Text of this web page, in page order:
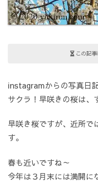
この記事
instagramからの写真日
サクラ！早咲きの桜は、
早咲き桜ですが、近所で
す。
春も近いですね～
今年は３月末には満開に